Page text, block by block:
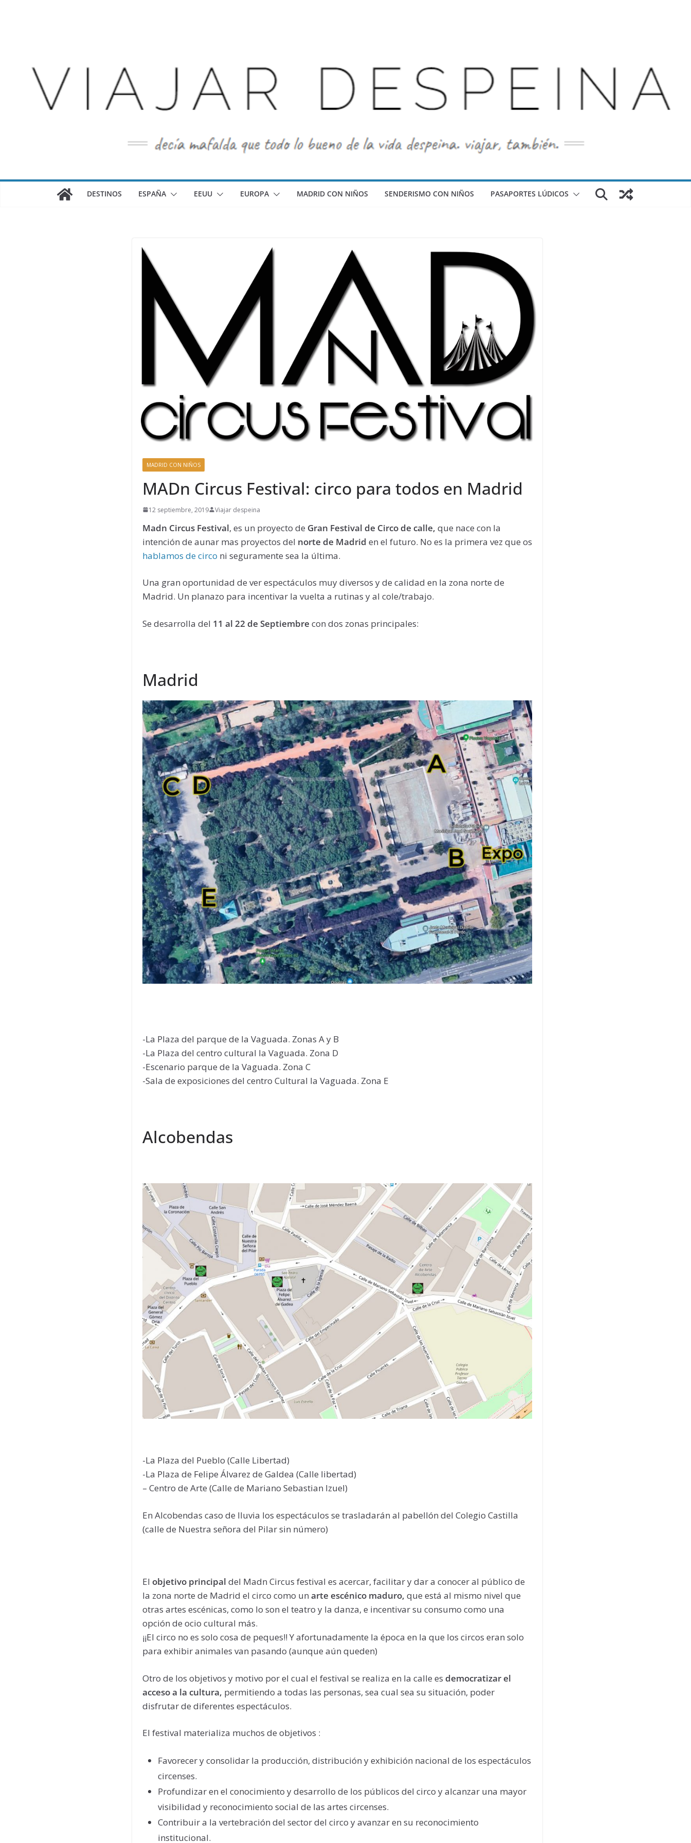
DESTINOS ESPAÑA EEUU EUROPA MADRID CON NIÑOS SENDERISMO CON NIÑOS PASAPORTES LÚDICOS
MADRID CON NIÑOS
MADn Circus Festival: circo para todos en Madrid
12 septiembre, 2019 Viajar despeina
Madn Circus Festival, es un proyecto de Gran Festival de Circo de calle,que nace con la
intención de aunar mas proyectos del norte de Madrid en el futuro. No es la primera vez que os
hablamos de circo ni seguramente sea la última.
Una gran oportunidad de ver espectáculos muy diversos y de calidad en la zona norte de
Madrid. Un planazo para incentivar la vuelta a rutinas y al cole/trabajo.
Se desarrolla del 11 al 22 de Septiembre con dos zonas principales:
Madrid
-La Plaza del parque de la Vaguada. Zonas A y B
-La Plaza del centro cultural la Vaguada. Zona D
-Escenario parque de la Vaguada. Zona C
-Sala de exposiciones del centro Cultural la Vaguada. Zona E
Alcobendas
-La Plaza del Pueblo (Calle Libertad)
-La Plaza de Felipe Álvarez de Galdea (Calle libertad)
– Centro de Arte (Calle de Mariano Sebastian Izuel)
En Alcobendas caso de lluvia los espectáculos se trasladarán al pabellón del Colegio Castilla
(calle de Nuestra señora del Pilar sin número)
El objetivo principal del Madn Circus festival es acercar, facilitar y dar a conocer al público de
la zona norte de Madrid el circo como unarte escénico maduro, que está al mismo nivel que
otras artes escénicas, como lo son el teatro y la danza, e incentivar su consumo como una
opción de ocio cultural más.
¡¡El circo no es solo cosa de peques!! Y afortunadamente la época en la que los circos eran solo
para exhibir animales van pasando (aunque aún queden)
Otro de los objetivos y motivo por el cual el festival se realiza en la calle esdemocratizar el
acceso a la cultura, permitiendo a todas las personas, sea cual sea su situación, poder
disfrutar de diferentes espectáculos.
El festival materializa muchos de objetivos :
Favorecer y consolidar la producción, distribución y exhibición nacional de los espectáculos
circenses.
Profundizar en el conocimiento y desarrollo de los públicos del circo y alcanzar una mayor
visibilidad y reconocimiento social de las artes circenses.
Contribuir a la vertebración del sector del circo y avanzar en su reconocimiento
institucional.